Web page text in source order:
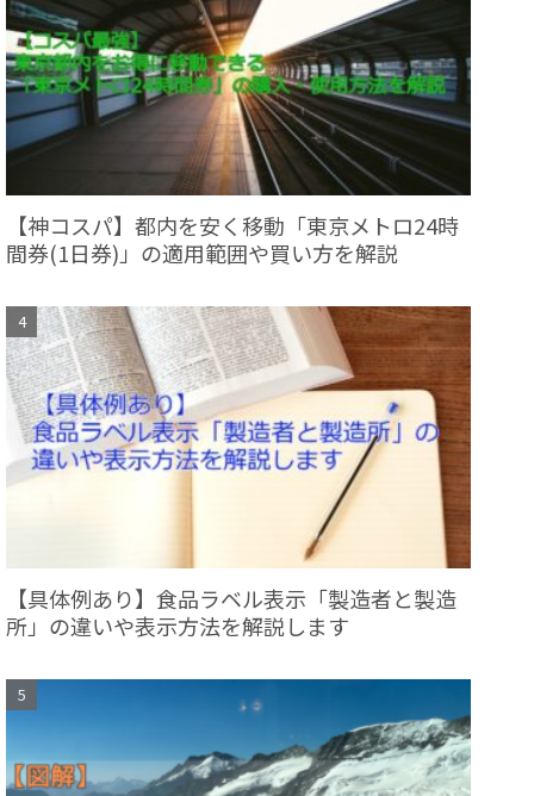
【神コスパ】都内を安く移動「東京メトロ24時
間券(1日券)」の適用範囲や買い方を解説
【具体例あり】食品ラベル表示「製造者と製造
所」の違いや表示方法を解説します